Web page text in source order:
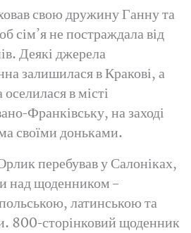
свою дружину Ганну та
сім’я не постраждала від
Деякі джерела
залишилася в Кракові, а
в місті
Франківську, на заході
своїми доньками.
перебував у Салоніках,
над щоденником –
латинською та
800-сторінковий щоденник